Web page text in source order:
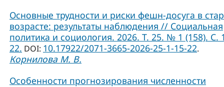
Основные трудности и риски фешн-досуга в
возрасте: результаты наблюдения // Социальная
политика и социология. 2026. Т. 25. № 1 (158). С.
22. DOI: 10.17922/2071-3665-2026-25-1-15-22.
Корнилова М. В.
Особенности прогнозирования численности